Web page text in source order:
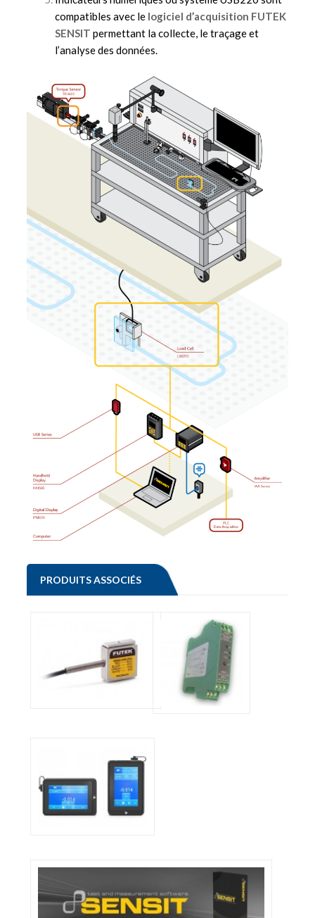
compatibles avec le logiciel d’acquisition FUTEK
SENSIT permettant la collecte, le traçage et
l’analyse des données.
PRODUITS ASSOCIÉS